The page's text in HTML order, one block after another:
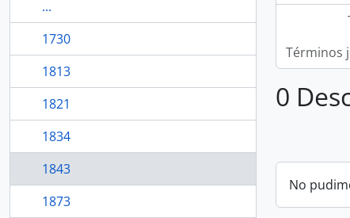
...
1730
1813
1821
1834
1843
1873
Términos
0
No